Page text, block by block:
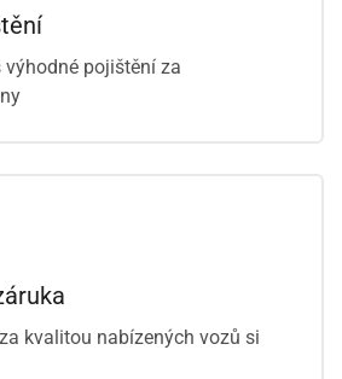
pojištění za
kvalitou nabízených vozů si